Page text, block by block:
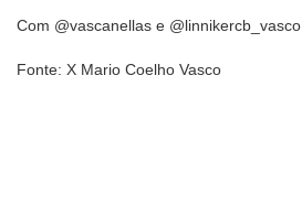
Com @vascanellas e @linnikercb_vasco
Fonte: X Mario Coelho Vasco